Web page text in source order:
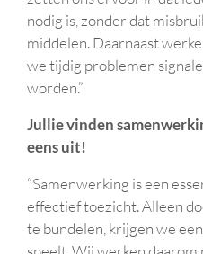
nodig is, zonder dat
middelen. Daarnaast
we tijdig problemen
worden.”
Jullie vinden
eens uit!
“Samenwerking is een
effectief toezicht. Alleen
te bundelen, krijgen we